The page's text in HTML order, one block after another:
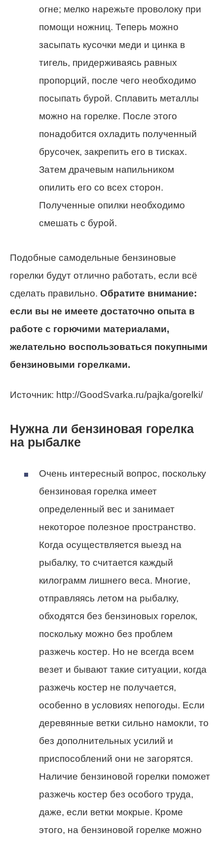
огне; мелко нарежьте проволоку при
помощи ножниц. Теперь можно
засыпать кусочки меди и цинка в
тигель, придерживаясь равных
пропорций, после чего необходимо
посыпать бурой. Сплавить металлы
можно на горелке. После этого
понадобится охладить полученный
брусочек, закрепить его в тисках.
Затем драчевым напильником
опилить его со всех сторон.
Полученные опилки необходимо
смешать с бурой.
Подобные самодельные бензиновые
горелки будут отлично работать, если всё
сделать правильно. Обратите внимание:
если вы не имеете достаточно опыта в
работе с горючими материалами,
желательно воспользоваться покупными
бензиновыми горелками.
Источник: http://GoodSvarka.ru/pajka/gorelki/
Нужна ли бензиновая горелка
на рыбалке
Очень интересный вопрос, поскольку
бензиновая горелка имеет
определенный вес и занимает
некоторое полезное пространство.
Когда осуществляется выезд на
рыбалку, то считается каждый
килограмм лишнего веса. Многие,
отправляясь летом на рыбалку,
обходятся без бензиновых горелок,
поскольку можно без проблем
разжечь костер. Но не всегда всем
везет и бывают такие ситуации, когда
разжечь костер не получается,
особенно в условиях непогоды. Если
деревянные ветки сильно намокли, то
без дополнительных усилий и
приспособлений они не загорятся.
Наличие бензиновой горелки поможет
разжечь костер без особого труда,
даже, если ветки мокрые. Кроме
этого, на бензиновой горелке можно